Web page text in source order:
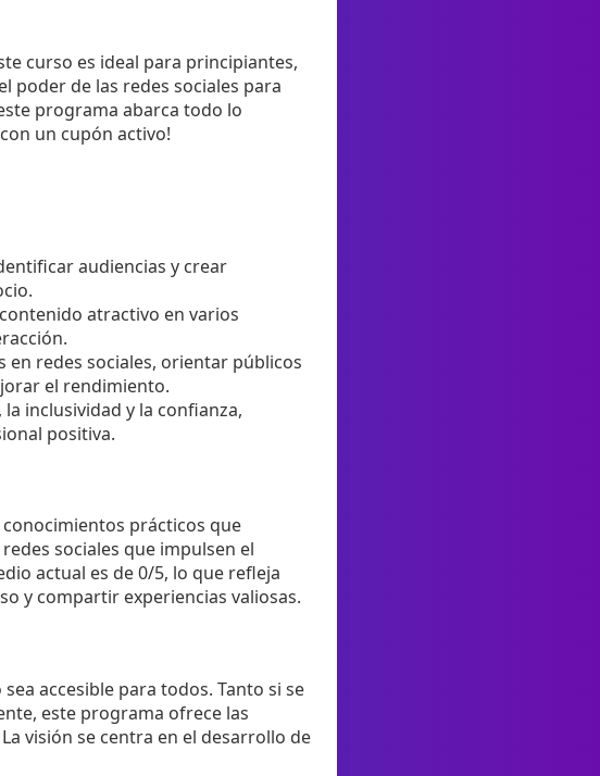
curso es ideal para principiantes,
poder de las redes sociales para
programa abarca todo lo
un cupón activo!
audiencias y crear
atractivo en varios
en redes sociales, orientar públicos
el rendimiento.
inclusividad y la confianza,
positiva.
prácticos que
sociales que impulsen el
actual es de 0/5, lo que refleja
y compartir experiencias valiosas.
accesible para todos. Tanto si se
este programa ofrece las
visión se centra en el desarrollo de